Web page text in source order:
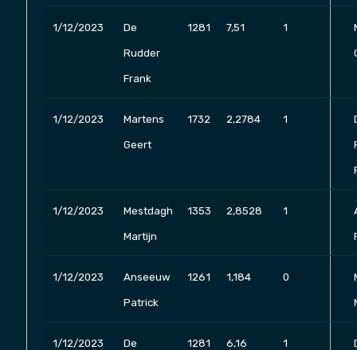
1/12/2023 De
Rudder
Frank
1281 7,51 1
1/12/2023 Martens
Geert
1732 2,2784 1
1/12/2023 Mestdagh
Martijn
1353 2,8528 1
1/12/2023 Anseeuw
Patrick
1261 1,184 0
1/12/2023 De 1281 6,16 1